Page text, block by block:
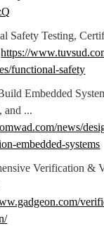
Safety Testing,
https://
functional-safety
Embedded
and ...
news/
embedded-systems
Verification &